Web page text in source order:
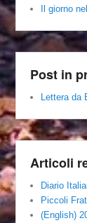
Il giorno
Post in
Lettera da
Articoli
Diario
Piccoli
(English)